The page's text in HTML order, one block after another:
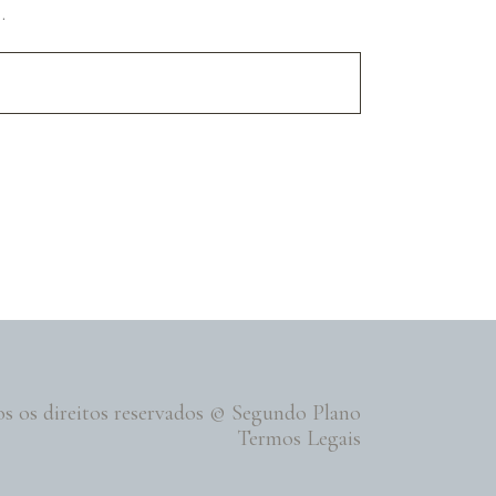
os direitos reservados © Segundo Plano
Termos Legais